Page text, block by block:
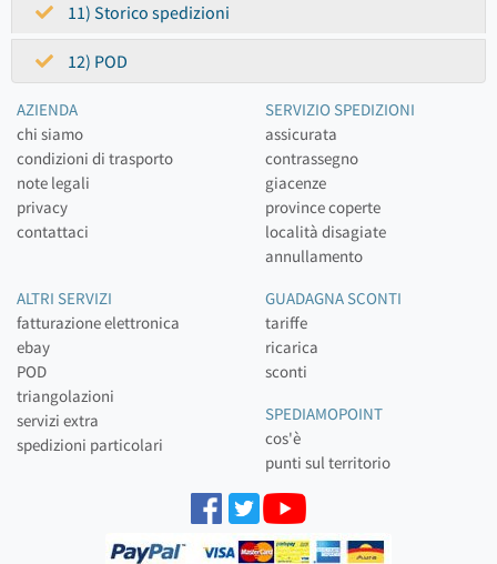
11) Storico spedizioni
12) POD
AZIENDA
chi siamo
condizioni di trasporto
note legali
privacy
contattaci
SERVIZIO SPEDIZIONI
assicurata
contrassegno
giacenze
province coperte
località disagiate
annullamento
ALTRI SERVIZI
fatturazione elettronica
ebay
POD
triangolazioni
servizi extra
spedizioni particolari
GUADAGNA SCONTI
tariffe
ricarica
sconti
SPEDIAMOPOINT
cos'è
punti sul territorio